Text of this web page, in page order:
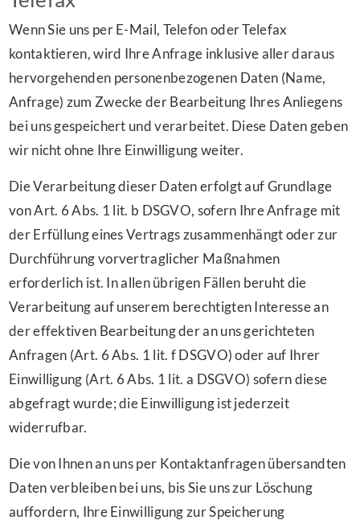
Wenn Sie uns per E-Mail, Telefon oder Telefax
kontaktieren, wird Ihre Anfrage inklusive aller daraus
hervorgehenden personenbezogenen Daten (Name,
Anfrage) zum Zwecke der Bearbeitung Ihres Anliegens
bei uns gespeichert und verarbeitet. Diese Daten geben
wir nicht ohne Ihre Einwilligung weiter.
Die Verarbeitung dieser Daten erfolgt auf Grundlage
von Art. 6 Abs. 1 lit. b DSGVO, sofern Ihre Anfrage mit
der Erfüllung eines Vertrags zusammenhängt oder zur
Durchführung vorvertraglicher Maßnahmen
erforderlich ist. In allen übrigen Fällen beruht die
Verarbeitung auf unserem berechtigten Interesse an
der effektiven Bearbeitung der an uns gerichteten
Anfragen (Art. 6 Abs. 1 lit. f DSGVO) oder auf Ihrer
Einwilligung (Art. 6 Abs. 1 lit. a DSGVO) sofern diese
abgefragt wurde; die Einwilligung ist jederzeit
widerrufbar.
Die von Ihnen an uns per Kontaktanfragen übersandten
Daten verbleiben bei uns, bis Sie uns zur Löschung
auffordern, Ihre Einwilligung zur Speicherung